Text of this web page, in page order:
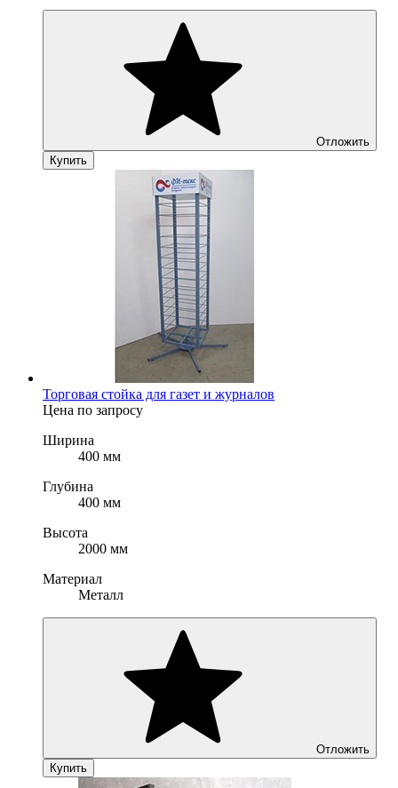
Отложить
Купить
Торговая стойка для газет и журналов
Цена по запросу
Ширина
400 мм
Глубина
400 мм
Высота
2000 мм
Материал
Металл
Отложить
Купить